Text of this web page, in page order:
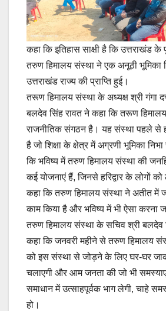
कहा कि इतिहास साक्षी है कि उत्तराखंड
तरुण हिमालय संस्था ने एक अनूठी भूमिका
उत्तराखंड राज्य की प्राप्ति हुई।
तरूण हिमालय संस्था के अध्यक्ष श्री गंगा
बलदेव सिंह रावत ने कहा कि तरूण
राजनीतिक संगठन है। यह संस्था पहले से
है जो शिक्षा के क्षेत्र में अग्रणी भूमिका
कि भविष्य में तरुण हिमालय संस्था की
कई योजनाएं हैं, जिनसे हरिद्वार के लोगों को
कहा कि तरुण हिमालय संस्था ने अतीत में
काम किया है और भविष्य में भी ऐसा करना
तरुण हिमालय संस्था के सचिव श्री बलदेव
कहा कि जनवरी महीने से तरुण हिमालय
को इस संस्था से जोड़ने के लिए घर-घर
चलाएगी और आम जनता की जो भी
समाधान में उत्साहपूर्वक भाग लेगी, चाहे
हो।